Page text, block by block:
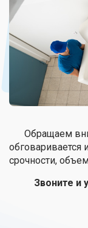
Обращаем
обговаривается
срочности,
Звоните и